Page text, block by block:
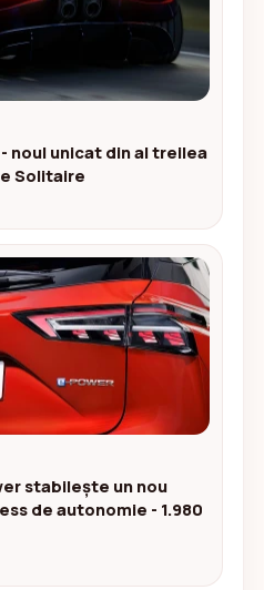
noul unicat din al treilea
Solitaire
stabilește un nou
de autonomie - 1.980